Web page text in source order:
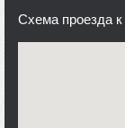
Схема проезда